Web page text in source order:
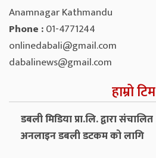
Anamnagar Kathmandu
Phone :01-4771244
onlinedabali@gmail.com
dabalinews@gmail.com
हाम्रो टिम
डबली मिडिया प्रा.लि. द्वारा संचालित
अनलाइन डबली डटकम को लागि